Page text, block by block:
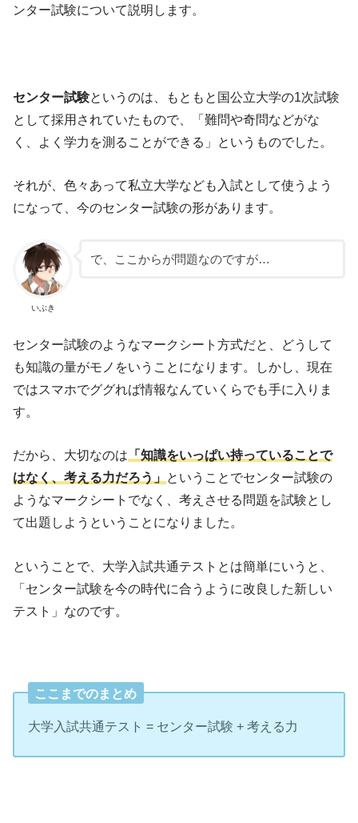
ンター試験について説明します。
センター試験というのは、もともと国公立大学の1次試験
として採用されていたもので、「難問や奇問などがな
く、よく学力を測ることができる」というものでした。
それが、色々あって私立大学なども入試として使うよう
になって、今のセンター試験の形があります。
いぶき
で、ここからが問題なのですが…
センター試験のようなマークシート方式だと、どうして
も知識の量がモノをいうことになります。しかし、現在
ではスマホでググれば情報なんていくらでも手に入りま
す。
だから、大切なのは 「知識をいっぱい持っていることで
はなく、考える力だろう」 ということでセンター試験の
ようなマークシートでなく、考えさせる問題を試験とし
て出題しようということになりました。
ということで、大学入試共通テストとは簡単にいうと、
「センター試験を今の時代に合うように改良した新しい
テスト」なのです。
ここまでのまとめ
大学入試共通テスト = センター試験 + 考える力